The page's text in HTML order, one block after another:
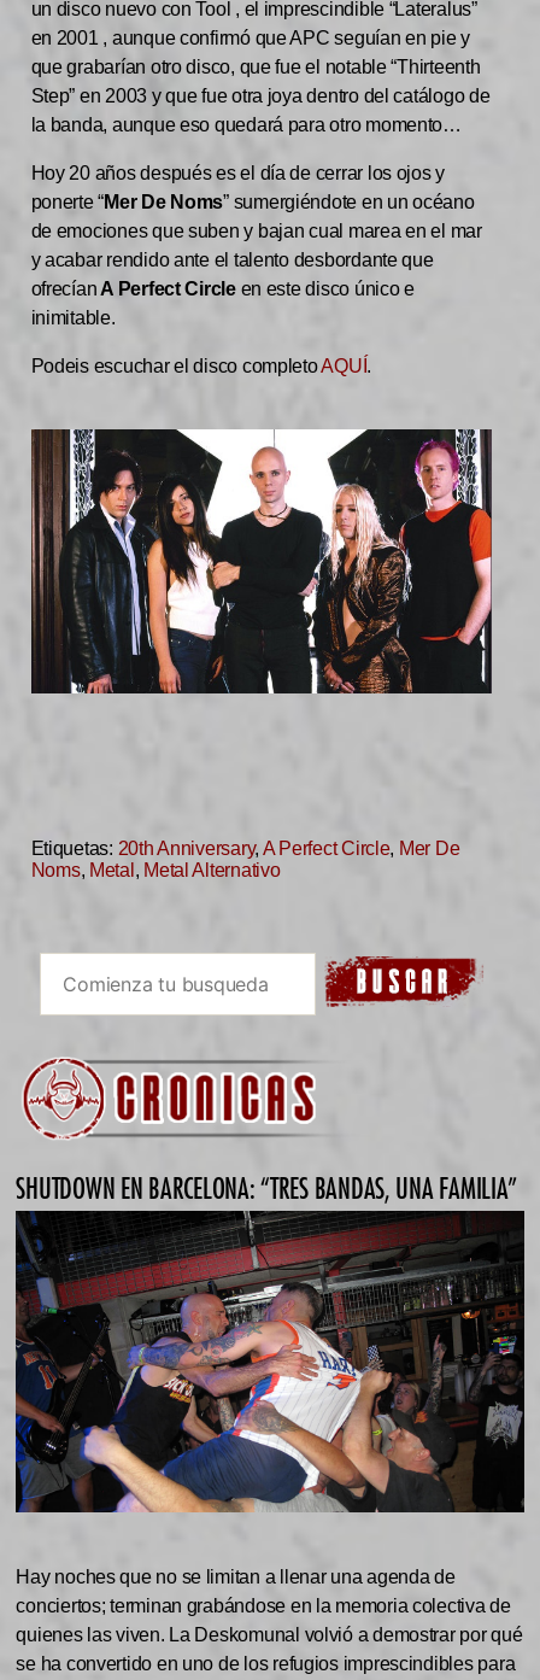
un disco nuevo con Tool , el imprescindible “Lateralus”
en 2001 , aunque confirmó que APC seguían en pie y
que grabarían otro disco, que fue el notable “Thirteenth
Step” en 2003 y que fue otra joya dentro del catálogo de
la banda, aunque eso quedará para otro momento…
Hoy 20 años después es el día de cerrar los ojos y
ponerte “Mer De Noms” sumergiéndote en un océano
de emociones que suben y bajan cual marea en el mar
y acabar rendido ante el talento desbordante que
ofrecían A Perfect Circleen este disco único e
inimitable.
Podeis escuchar el disco completoAQUÍ .
Etiquetas: 20th Anniversary, A Perfect Circle, Mer De
Noms, Metal , Metal Alternativo
SHUTDOWN EN BARCELONA: “TRES BANDAS, UNA FAMILIA”
Hay noches que no se limitan a llenar una agenda de
conciertos; terminan grabándose en la memoria colectiva de
quienes las viven. La Deskomunal volvió a demostrar por qué
se ha convertido en uno de los refugios imprescindibles para